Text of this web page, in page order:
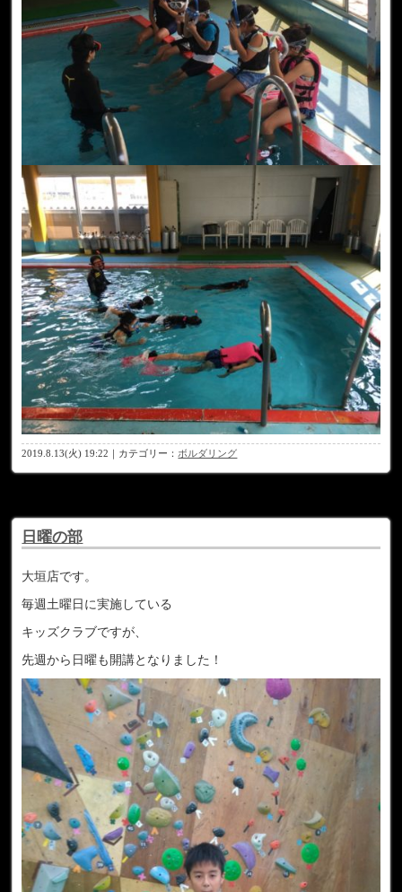
2019.8.13(火) 19:22｜カテゴリー： ボルダリング
日曜の部
大垣店です。
毎週土曜日に実施している
キッズクラブですが、
先週から日曜も開講となりました！